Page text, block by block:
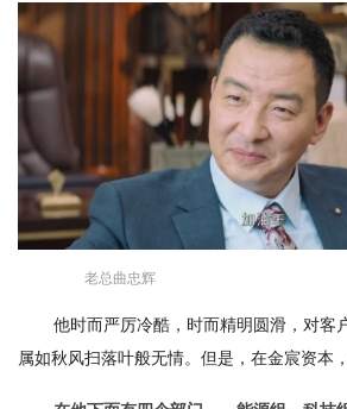
老总曲忠辉
他时而严厉冷酷，时而精明圆滑，对客
属如秋风扫落叶般无情。但是，在金宸资本